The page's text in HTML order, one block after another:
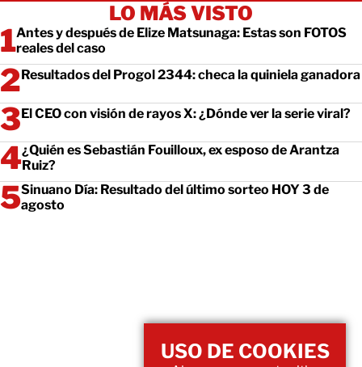
LO MÁS VISTO
Antes y después de Elize Matsunaga: Estas son FOTOS
reales del caso
Resultados del Progol 2344: checa la quiniela ganadora
El CEO con visión de rayos X: ¿Dónde ver la serie viral?
¿Quién es Sebastián Fouilloux, ex esposo de Arantza
Ruiz?
Sinuano Día: Resultado del último sorteo HOY 3 de
agosto
USO DE COOKIES